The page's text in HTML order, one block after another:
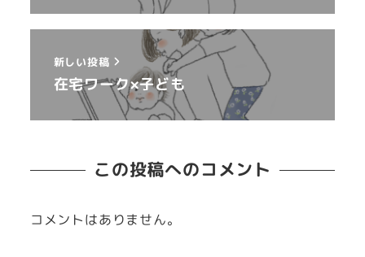
新しい投稿
在宅ワーク×子ども
この投稿へのコメント
コメントはありません。